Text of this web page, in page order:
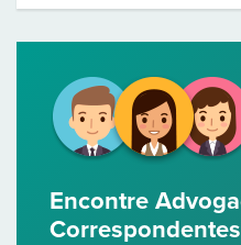
Encontre